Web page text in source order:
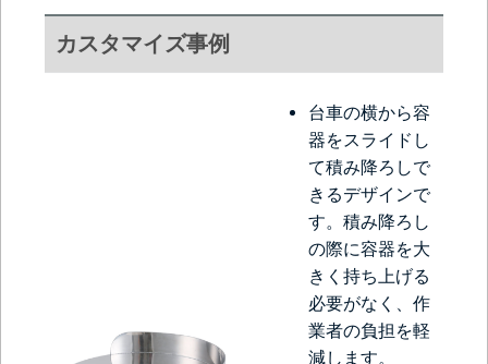
カスタマイズ事例
台車の横から容
器をスライドし
て積み降ろしで
きるデザインで
す。積み降ろし
の際に容器を大
きく持ち上げる
必要がなく、作
業者の負担を軽
減します。